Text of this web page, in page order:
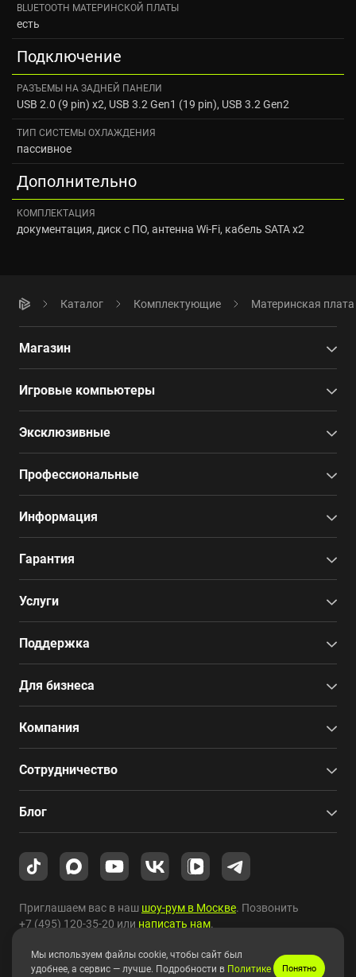
BLUETOOTH МАТЕРИНСКОЙ ПЛАТЫ
есть
Подключение
РАЗЪЕМЫ НА ЗАДНЕЙ ПАНЕЛИ
USB 2.0 (9 pin) x2, USB 3.2 Gen1 (19 pin), USB 3.2 Gen2
ТИП СИСТЕМЫ ОХЛАЖДЕНИЯ
пассивное
Дополнительно
КОМПЛЕКТАЦИЯ
документация, диск с ПО, антенна Wi-Fi, кабель SATA x2
Каталог Комплектующие Материнская плата
Магазин
Игровые компьютеры
Эксклюзивные
Профессиональные
Информация
Гарантия
Услуги
Поддержка
Для бизнеса
Компания
Сотрудничество
Блог
Приглашаем вас в наш шоу-рум в Москве. Позвонить
+7 (495) 120-35-20 или написать нам.
Copyright © 2010-2026 HYPERPC.
Мы используем файлы cookie, чтобы сайт был
удобнее, а сервис — лучше. Подробности в Политике
Понятно